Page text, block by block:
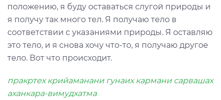
положению, я буду оставаться слугой природы и
я получу так много тел. Я получаю тело в
соответствии с указаниями природы. Я оставляю
это тело, и я снова хочу что-то, я получаю другое
тело. Вот что происходит.
пракртех крийаманани гунаих кармани сарвашах
аханкара-вимудхатма